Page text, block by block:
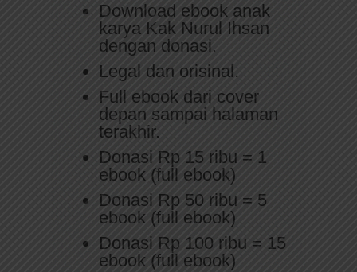
Download ebook anak
karya Kak Nurul Ihsan
dengan donasi.
Legal dan orisinal.
Full ebook dari cover
depan sampai halaman
terakhir.
Donasi Rp 15 ribu = 1
ebook (full ebook)
Donasi Rp 50 ribu = 5
ebook (full ebook)
Donasi Rp 100 ribu = 15
ebook (full ebook)